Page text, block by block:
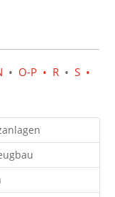
• O-P • R •S •